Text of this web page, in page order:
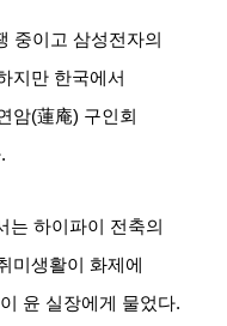
중이고 삼성전자의
지만 한국에서
암(蓮庵) 구인회
.
는 하이파이 전축의
미생활이 화제에
윤 실장에게 물었다.